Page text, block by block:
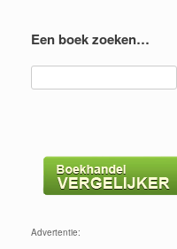
Een boek zoeken…
Advertentie: